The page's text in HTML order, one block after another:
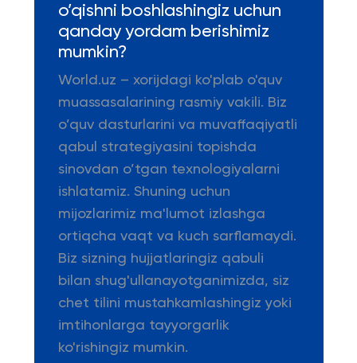
o’qishni boshlashingiz uchun
qanday yordam berishimiz
mumkin?
World.uz – xorijdagi ko'plab o'quv
muassasalarining rasmiy vakili. Biz
o’quv dasturlarini va muvaffaqiyatli
qabul strategiyasini topishda
sinovdan o’tgan texnologiyalarni
ishlatamiz. Shuning uchun
mijozlarimiz ma'lumot izlashga
ortiqcha vaqt va kuch sarflamaydi.
Biz sizning hujjatlaringiz qabuli
bilan shug'ullanayotganimizda, siz
chet tilini mustahkamlashingiz yoki
imtihonlarga tayyorgarlik
ko'rishingiz mumkin.